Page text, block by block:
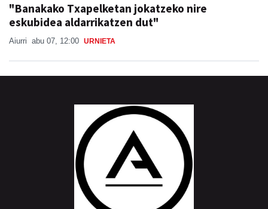
"Banakako Txapelketan jokatzeko nire
eskubidea aldarrikatzen dut"
Aiurri abu 07, 12:00 URNIETA